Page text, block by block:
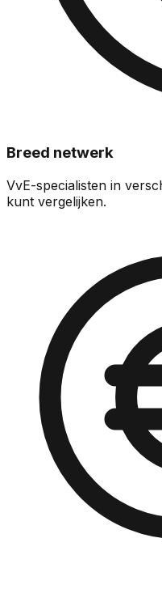
Breed netwerk
VvE-specialisten in
kunt vergelijken.